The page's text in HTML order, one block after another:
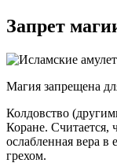
Запрет
Магия запрещена
Колдовство
Коране. Считается,
ослабленная вера в
грехом.